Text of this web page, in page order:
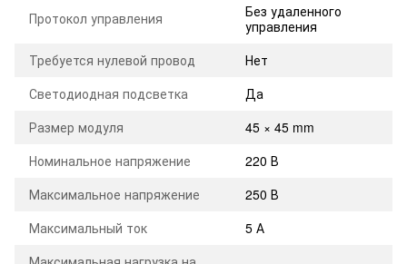
Протокол управления
Без удаленного
управления
Требуется нулевой провод
Нет
Светодиодная подсветка
Да
Размер модуля
45 × 45 mm
Номинальное напряжение
220 В
Максимальное напряжение
250 В
Максимальный ток
5 А